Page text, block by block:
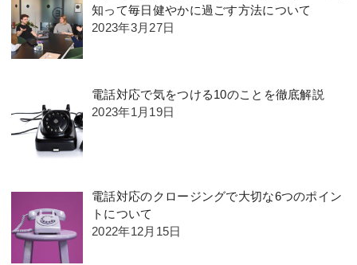
知って毎日健やかに過ごす方法について
2023年3月27日
電話対応で気をつける10のことを徹底解説
2023年1月19日
電話対応のクロージングで大切な6つのポイン
トについて
2022年12月15日